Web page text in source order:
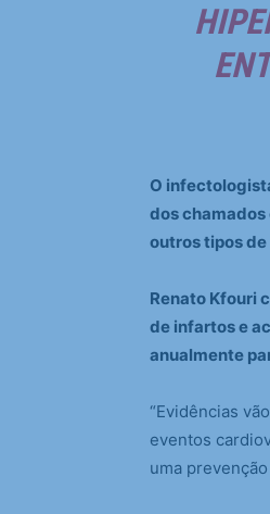
O
dos
outros tipos
Renato Kfouri
de infartos e
anualmente
“Evidências
eventos
uma